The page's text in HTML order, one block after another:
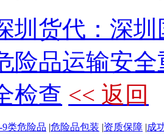
圳货代：深
险品运输安
检查 << 返回
9类危险品 |危险品包装 |资质保障 |成